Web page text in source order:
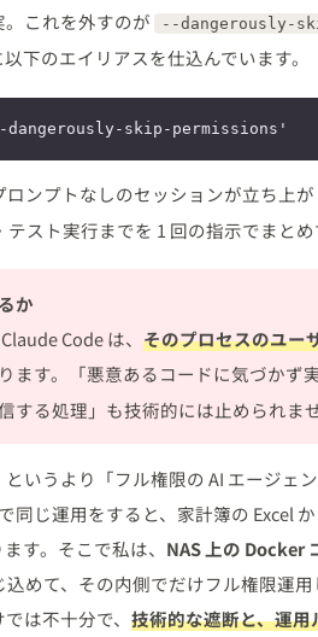
これを外すのが
--dangerously-
以下のエイリアスを仕込んでいます。
ロンプトなしのセッションが立ち上
スト実行までを 1 回の指示でまと
か
Code は、 そのプロセスのユー
ます。「悪意あるコードに気づかず
する処理」も技術的には止められま
いうより「フル権限の AI エージェ
同じ運用をすると、家計簿の Excel
す。そこで私は、 NAS 上の Docker
込めて、その内側でだけフル権限運
は不十分で、 技術的な遮断と、運